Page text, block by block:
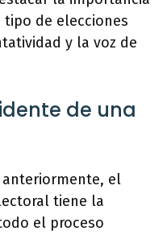
de elecciones
y la voz de
de una
anteriormente, el
tiene la
el proceso